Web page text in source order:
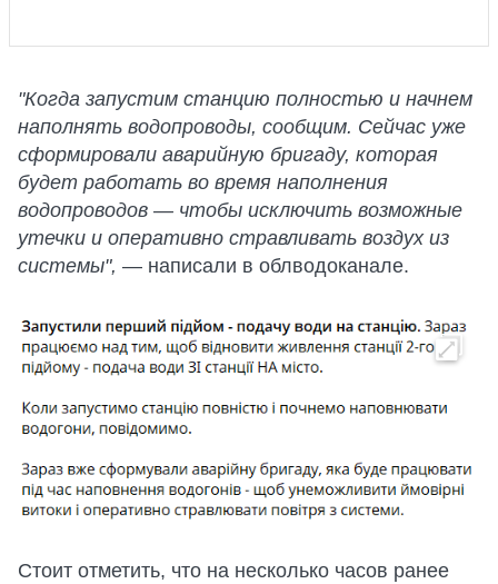
"Когда запустим станцию полностью и начнем
наполнять водопроводы, сообщим. Сейчас уже
сформировали аварийную бригаду, которая
будет работать во время наполнения
водопроводов — чтобы исключить возможные
утечки и оперативно стравливать воздух из
системы", — написали в облводоканале.
Стоит отметить, что на несколько часов ранее